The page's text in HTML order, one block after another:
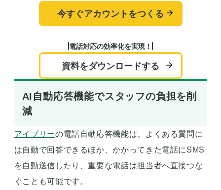
今すぐアカウントをつくる
電話対応の効率化を実現！
資料をダウンロードする
AI自動応答機能でスタッフの負担を削
減
アイブリーの電話自動応答機能は、よくある質問に
は自動で回答できるほか、かかってきた電話にSMS
を自動送信したり、重要な電話は担当者へ直接つな
ぐことも可能です。